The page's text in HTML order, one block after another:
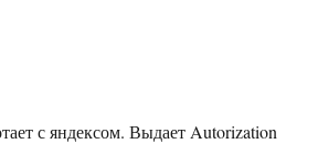
с яндексом. Выдает Autorization